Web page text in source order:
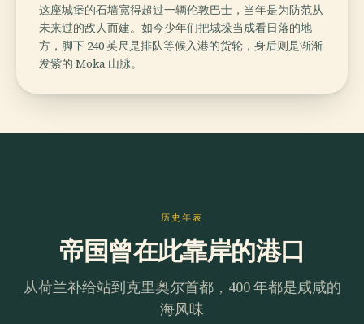
这座城堡的石墙宽得超过一辆伦敦巴士，当年是为防范从
未来过的敌人而建。如今少年们把城垛当成看日落的地
方，脚下 240 英尺是排队等候入港的货轮，身后则是渐渐
发紫的 Moka 山脉。
历史年表
帝国曾在此靠岸的港口
从荷兰补给站到克里奥尔首都，400 年都是咸咸的
海风味